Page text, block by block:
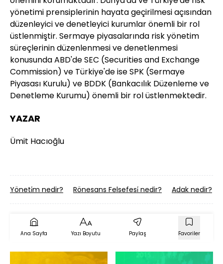
yönetimi prensiplerinin hayata geçirilmesi açısından
düzenleyici ve denetleyici kurumlar önemli bir rol
üstlenmiştir. Sermaye piyasalarında risk yönetim
süreçlerinin düzenlenmesi ve denetlenmesi
konusunda ABD'de SEC (Securities and Exchange
Commission) ve Türkiye'de ise SPK (Sermaye
Piyasası Kurulu) ve BDDK (Bankacılık Düzenleme ve
Denetleme Kurumu) önemli bir rol üstlenmektedir.
YAZAR
Ümit Hacıoğlu
Yöneti̇m nedir? Rönesans Felsefesi̇ nedir? Adak nedir?
Ana Sayfa Yazı Boyutu Paylaş Favoriler